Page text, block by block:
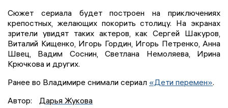
Сюжет сериала будет построен на приключениях
крепостных, желающих покорить столицу. На экранах
зрители увидят таких актеров, как Сергей Шакуров,
Виталий Кищенко, Игорь Гордин, Игорь Петренко, Анна
Швец, Вадим Соснин, Светлана Немоляева, Ирина
Крючкова и других.
Ранее во Владимире снимали сериал «Дети перемен».
Автор:
Дарья Жукова